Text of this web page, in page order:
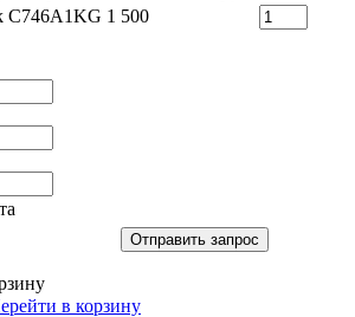
C746A1KG 1 500
Отправить запрос
в корзину